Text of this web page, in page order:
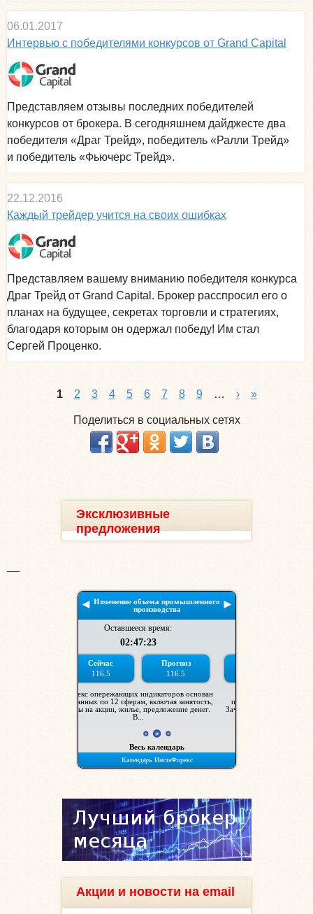
06.01.2017
Интервью с победителями конкурсов от Grand Capital
Представляем отзывы последних победителей
конкурсов от брокера. В сегодняшнем дайджесте два
победителя «Драг Трейд», победитель «Ралли Трейд»
и победитель «Фьючерс Трейд».
22.12.2016
Каждый трейдер учится на своих ошибках
Представляем вашему вниманию победителя конкурса
Драг Трейд от Grand Capital. Брокер расспросил его о
планах на будущее, секретах торговли и стратегиях,
благодаря которым он одержал победу! Им стал
Сергей Проценко.
1 2 3 4 5 6 7 8 9 … › »
Поделиться в социальных сетях
Эксклюзивные
предложения
Акции и новости на email